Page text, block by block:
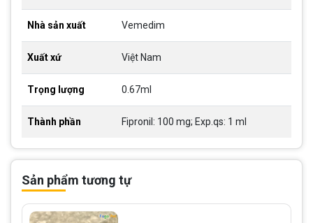
Nhà sản xuất Vemedim
Xuất xứ Việt Nam
Trọng lượng 0.67ml
Thành phần Fipronil: 100 mg; Exp.qs: 1 ml
Sản phẩm tương tự